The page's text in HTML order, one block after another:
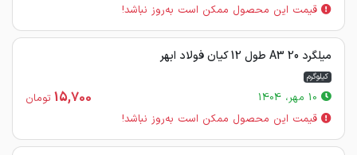
قیمت این محصول ممکن است به‌روز نباشد!
میلگرد 20 A3 طول 12 کیان فولاد ابهر
کیلوگرم
15,700 تومان
قیمت این محصول ممکن است به‌روز نباشد!